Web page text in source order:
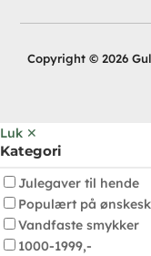
Copyright © 2026
Luk ✕
Kategori
Julegaver til hende
Populært på
Vandfaste smykker
1000-1999,-